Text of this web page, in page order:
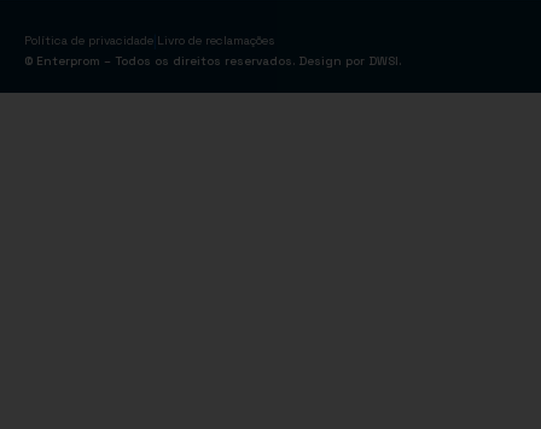
Política de privacidade Livro de reclamações
© Enterprom – Todos os direitos reservados. Design por DWSI.